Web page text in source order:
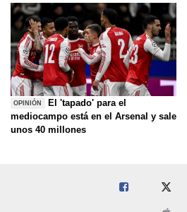
OPINIÓN
El 'tapado' para el
mediocampo está en el Arsenal y sale
unos 40 millones